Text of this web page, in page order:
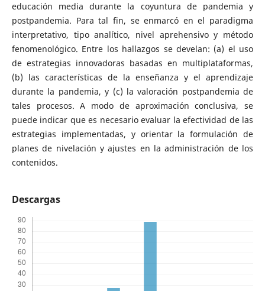
educación media durante la coyuntura de pandemia y
postpandemia. Para tal fin, se enmarcó en el paradigma
interpretativo, tipo analítico, nivel aprehensivo y método
fenomenológico. Entre los hallazgos se develan: (a) el uso
de estrategias innovadoras basadas en multiplataformas,
(b) las características de la enseñanza y el aprendizaje
durante la pandemia, y (c) la valoración postpandemia de
tales procesos. A modo de aproximación conclusiva, se
puede indicar que es necesario evaluar la efectividad de las
estrategias implementadas, y orientar la formulación de
planes de nivelación y ajustes en la administración de los
contenidos.
Descargas